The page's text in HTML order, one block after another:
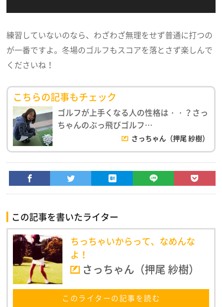
練習していないのなら、わざわざ無理をせず普通に打つの
が一番ですよ。冬場のゴルフもスコアを落とさず楽しんで
くださいね！
こちらの記事もチェック
ゴルフが上手くなる人の性格は・・？さっ
ちゃんのぶっ飛びゴルフ…
さっちゃん（押尾 紗樹）
この記事を書いたライター
ちっちゃいからって、なめんな
よ！
さっちゃん（押尾 紗樹）
このライターの記事を読む